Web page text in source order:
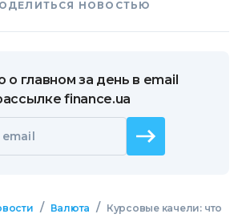
НОВОСТЬЮ
о главном за день в email
finance.ua
/ Валюта /
Курсовые качели: что